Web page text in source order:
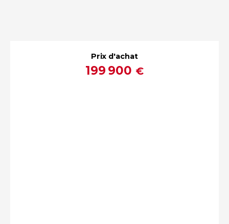
Prix d'achat
199 900 €